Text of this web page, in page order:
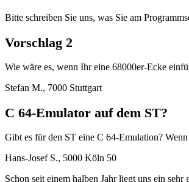
Bitte schreiben Sie uns, was Sie am
Vorschlag 2
Wie wäre es, wenn Ihr eine 68000er-Ecke
Stefan M., 7000 Stuttgart
C 64-Emulator auf dem ST?
Gibt es für den ST eine C 64-Emulation?
Hans-Josef S., 5000 Köln 50
Schon seit einem halben Jahr liegt uns ein